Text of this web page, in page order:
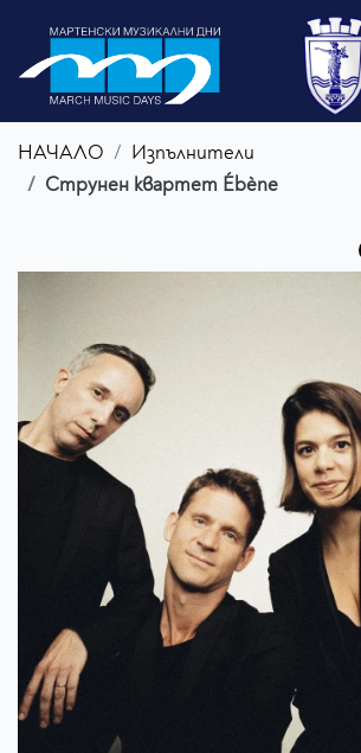
НАЧАЛО
Изпълнители
Струнен квартет Ébène